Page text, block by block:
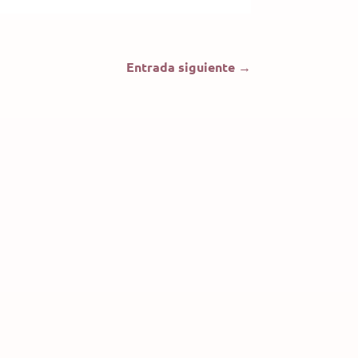
Entrada siguiente→